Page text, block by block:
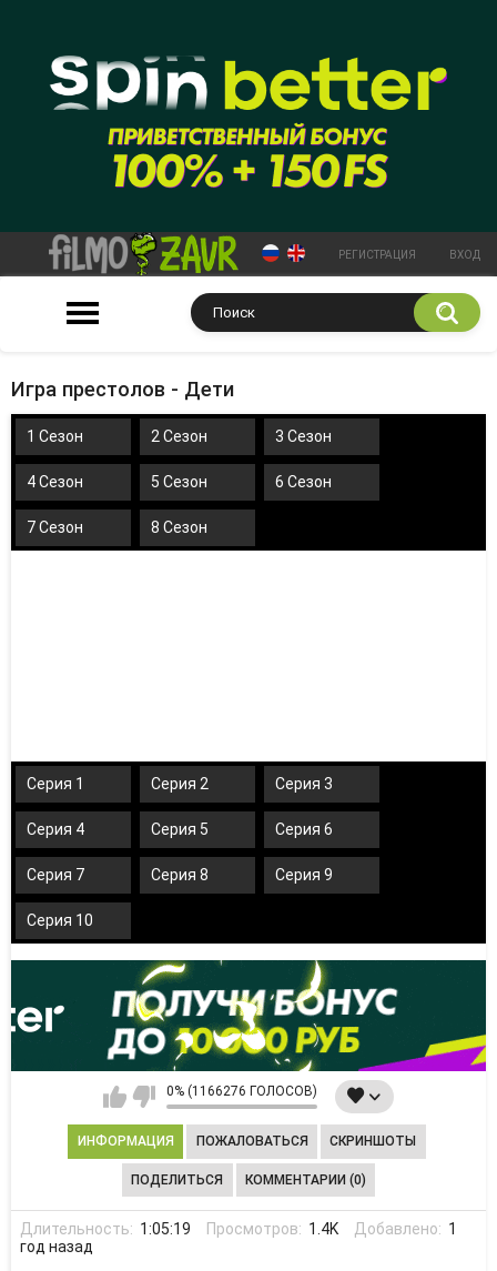
РЕГИСТРАЦИЯ ВХОД
Игра престолов - Дети
1 Сезон 2 Сезон 3 Сезон
4 Сезон 5 Сезон 6 Сезон
7 Сезон 8 Сезон
Серия 1 Серия 2 Серия 3
Серия 4 Серия 5 Серия 6
Серия 7 Серия 8 Серия 9
Серия 10
0% (1166276 ГОЛОСОВ)
ИНФОРМАЦИЯ ПОЖАЛОВАТЬСЯ СКРИНШОТЫ
ПОДЕЛИТЬСЯ КОММЕНТАРИИ (0)
Длительность: 1:05:19 Просмотров: 1.4K Добавлено: 1
год назад